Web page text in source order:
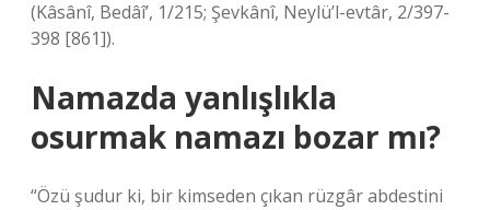
(Kâsânî, Bedâî’, 1/215; Şevkânî, Neylü’l-evtâr, 2/397-
398 [861]).
Namazda yanlışlıkla
osurmak namazı bozar mı?
“Özü şudur ki, bir kimseden çıkan rüzgâr abdestini